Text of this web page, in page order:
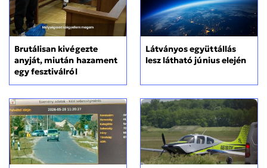
Brutálisan kivégezte
anyját, miután hazament
egy fesztiválról
Látványos együttállás
lesz látható június elején